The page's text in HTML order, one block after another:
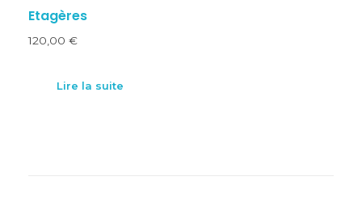
Etagères
120,00 €
Lire la suite